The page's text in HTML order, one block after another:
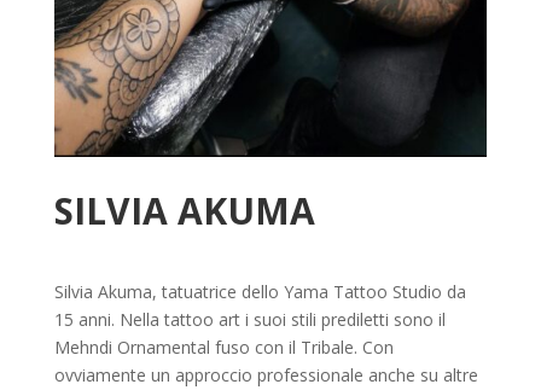
SILVIA AKUMA
Silvia Akuma, tatuatrice dello Yama Tattoo Studio da
15 anni. Nella tattoo art i suoi stili prediletti sono il
Mehndi Ornamental fuso con il Tribale. Con
ovviamente un approccio professionale anche su altre